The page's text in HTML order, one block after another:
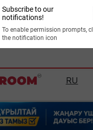
Subscribe to our
notifications!
To enable permission prompts,
the notification icon
25°C Алматы:
RU